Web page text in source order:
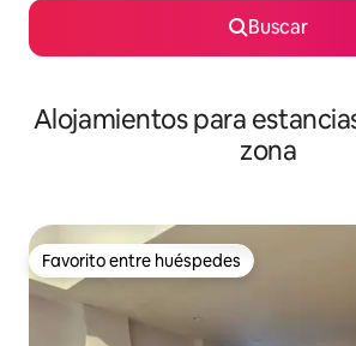
Buscar
Alojamientos para
zona
Favorito entre huéspedes
Favorito entre huéspedes